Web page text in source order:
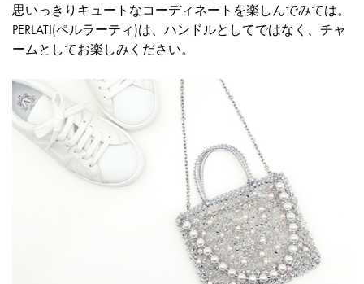
思いっきりキュートなコーディネートを楽しんでみては。
PERLATI(ペルラーティ)は、ハンドルとしてではなく、チャ
ームとしてお楽しみください。